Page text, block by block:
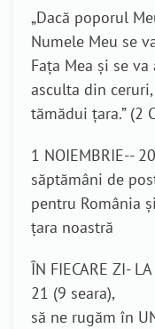
„Dacă poporul
Numele Meu se
Faţa Mea şi se
asculta din
tămădui ţara.” (2
1 NOIEMBRIE--
săptămâni de
pentru România
țara noastră
ÎN FIECARE ZI-
21 (9 seara),
să ne rugăm în